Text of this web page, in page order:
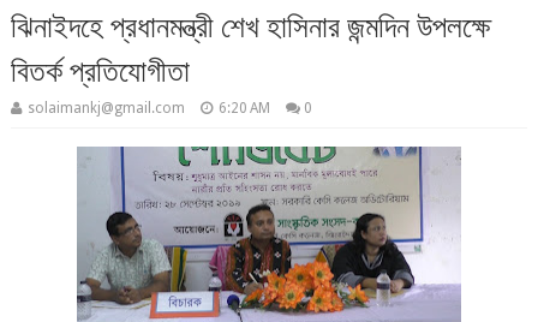
ঝিনাইদহে প্রধানমন্ত্রী শেখ হাসিনার জন্মদিন উপলক্ষে
বিতর্ক প্রতিযোগীতা
solaimankj@gmail.com 6:20 AM 0